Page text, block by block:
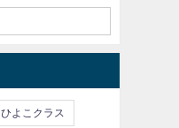
ひよこクラス